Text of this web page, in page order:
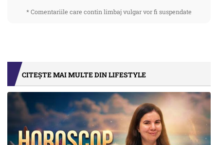
* Comentariile care contin limbaj vulgar vor fi suspendate
CITEȘTE MAI MULTE DIN LIFESTYLE